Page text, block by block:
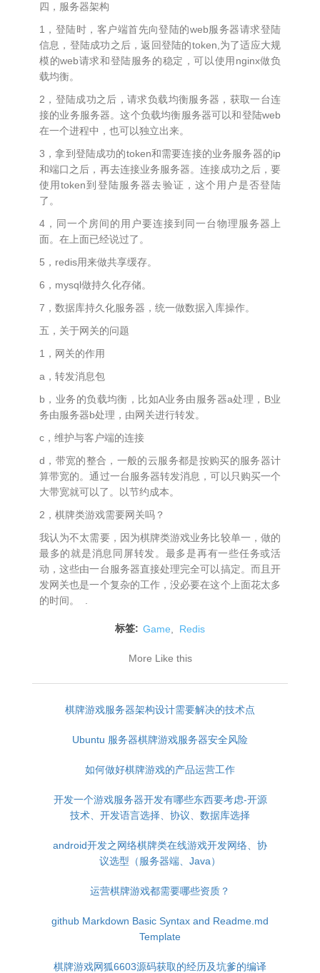
四，服务器架构
1，登陆时，客户端首先向登陆的web服务器请求登陆
信息，登陆成功之后，返回登陆的token,为了适应大规
模的web请求和登陆服务的稳定，可以使用nginx做负
载均衡。
2，登陆成功之后，请求负载均衡服务器，获取一台连
接的业务服务器。这个负载均衡服务器可以和登陆web
在一个进程中，也可以独立出来。
3，拿到登陆成功的token和需要连接的业务服务器的ip
和端口之后，再去连接业务服务器。连接成功之后，要
使用token到登陆服务器去验证，这个用户是否登陆
了。
4，同一个房间的用户要连接到同一台物理服务器上
面。在上面已经说过了。
5，redis用来做共享缓存。
6，mysql做持久化存储。
7，数据库持久化服务器，统一做数据入库操作。
五，关于网关的问题
1，网关的作用
a，转发消息包
b，业务的负载均衡，比如A业务由服务器a处理，B业
务由服务器b处理，由网关进行转发。
c，维护与客户端的连接
d，带宽的整合，一般的云服务都是按购买的服务器计
算带宽的。通过一台服务器转发消息，可以只购买一个
大带宽就可以了。以节约成本。
2，棋牌类游戏需要网关吗？
我认为不太需要，因为棋牌类游戏业务比较单一，做的
最多的就是消息同屏转发。最多是再有一些任务或活
动，这些由一台服务器直接处理完全可以搞定。而且开
发网关也是一个复杂的工作，没必要在这个上面花太多
的时间。 .
标签: Game Redis
More Like this
棋牌游戏服务器架构设计需要解决的技术点
Ubuntu 服务器棋牌游戏服务器安全风险
如何做好棋牌游戏的产品运营工作
开发一个游戏服务器开发有哪些东西要考虑-开源
技术、开发语言选择、协议、数据库选择
android开发之网络棋牌类在线游戏开发网络、协
议选型（服务器端、Java）
运营棋牌游戏都需要哪些资质？
github Markdown Basic Syntax and Readme.md
Template
棋牌游戏网狐6603源码获取的经历及坑爹的编译